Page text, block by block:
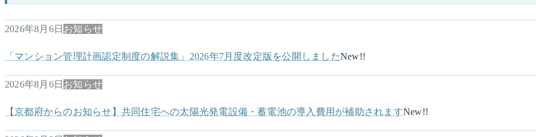
2026年8月6日 お知らせ
「マンション管理計画認定制度の解説集」2026年7月度改定版を公開しましたNew!!
2026年8月6日 お知らせ
【京都府からのお知らせ】共同住宅への太陽光発電設備・蓄電池の導入費用が補助されますNew!!